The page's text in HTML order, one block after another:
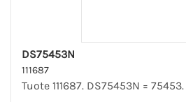
DS75453N
111687
Tuote 111687. DS75453N = 75453.